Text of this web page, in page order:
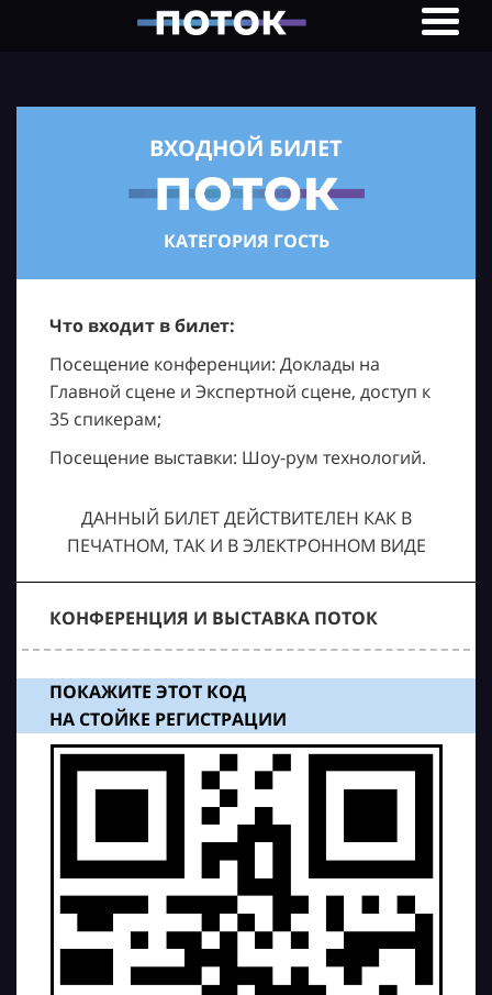
ВХОДНОЙ БИЛЕТ
КАТЕГОРИЯ ГОСТЬ
Что входит в билет:
Посещение конференции: Доклады на
Главной сцене и Экспертной сцене, доступ к
35 спикерам;
Посещение выставки: Шоу-рум технологий.
ДАННЫЙ БИЛЕТ ДЕЙСТВИТЕЛЕН КАК В
ПЕЧАТНОМ, ТАК И В ЭЛЕКТРОННОМ ВИДЕ
КОНФЕРЕНЦИЯ И ВЫСТАВКА ПОТОК
ПОКАЖИТЕ ЭТОТ КОД
НА СТОЙКЕ РЕГИСТРАЦИИ